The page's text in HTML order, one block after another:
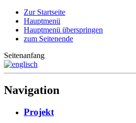
Zur Startseite
Hauptmenü
Hauptmenü überspringen
zum Seitenende
Seitenanfang
Navigation
Projekt